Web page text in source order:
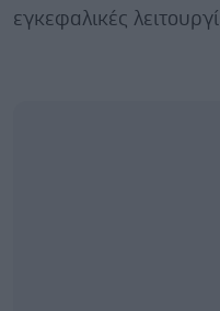
εγκεφαλικές